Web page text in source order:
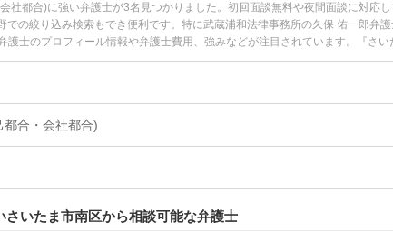
社都合)に強い弁護士が3名見つかりました。初回面談無料や夜間面談に対応
の絞り込み検索もでき便利です。特に武蔵浦和法律事務所の久保 佑一郎弁
護士のプロフィール情報や弁護士費用、強みなどが注目されています。『さ
談したい』『退職理由(自己都合・会社都合)のトラブル解決の実績豊富な近
合・会社都合)
いたま市南区から相談可能な弁護士